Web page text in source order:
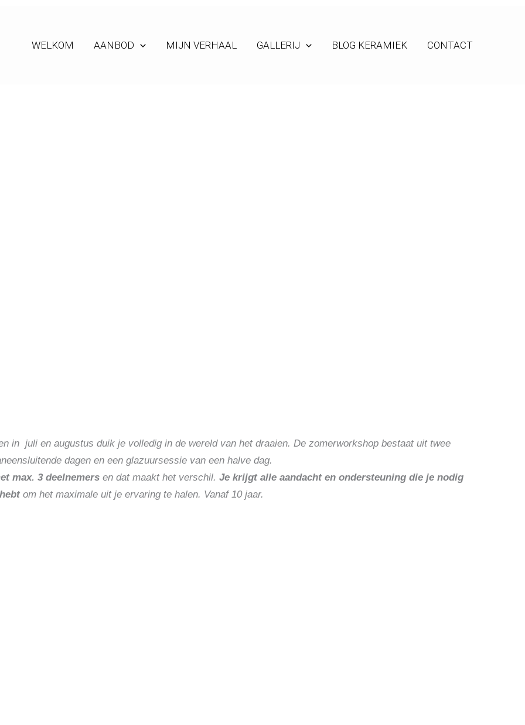
WELKOM AANBOD MIJN VERHAAL GALLERIJ BLOG KERAMIEK CONTACT
in juli en augustus duik je volledig in de wereld van het draaien. De zomerworkshop bestaat uit twee
dagen en een glazuursessie van een halve dag.
max. 3 deelnemersen dat maakt het verschil. Je krijgt alle aandacht en ondersteuning die je nodig
om het maximale uit je ervaring te halen. Vanaf 10 jaar.